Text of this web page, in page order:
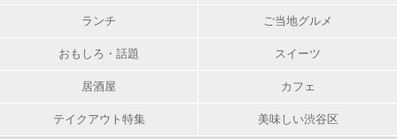
ランチ ご当地グルメ
おもしろ・話題 スイーツ
居酒屋 カフェ
テイクアウト特集 美味しい渋谷区